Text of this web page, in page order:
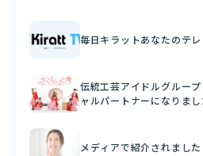
毎日キラットあなたのテ
伝統工芸アイドルグルー
ャルパートナーになりまし
メディアで紹介されました